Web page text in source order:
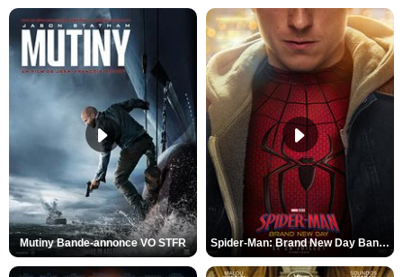
Mutiny Bande-annonce VO STFR Spider-Man: Brand New Day Bande-annonce VO STFR